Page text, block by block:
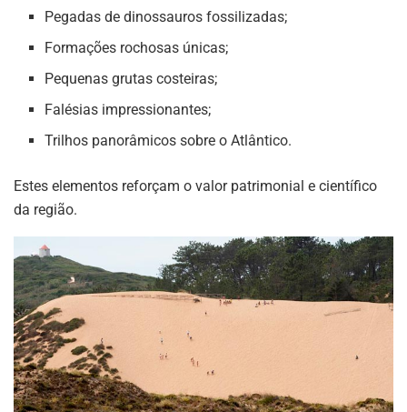
Pegadas de dinossauros fossilizadas;
Formações rochosas únicas;
Pequenas grutas costeiras;
Falésias impressionantes;
Trilhos panorâmicos sobre o Atlântico.
Estes elementos reforçam o valor patrimonial e científico
da região.